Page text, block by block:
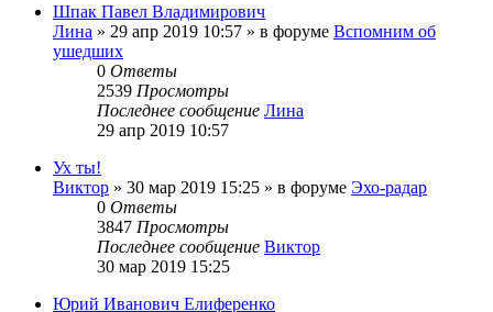
Шпак Павел Владимирович
Лина » 29 апр 2019 10:57 » в форуме Вспомним об
ушедших
0 Ответы
2539 Просмотры
Последнее сообщение Лина
29 апр 2019 10:57
Ух ты!
Виктор » 30 мар 2019 15:25 » в форуме Эхо-радар
0 Ответы
3847 Просмотры
Последнее сообщение Виктор
30 мар 2019 15:25
Юрий Иванович Елиференко